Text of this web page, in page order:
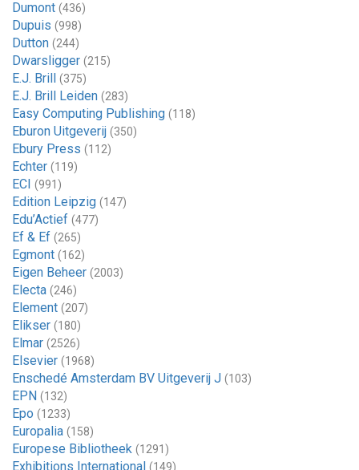
Dumont (436)
Dupuis (998)
Dutton (244)
Dwarsligger (215)
E.J. Brill (375)
E.J. Brill Leiden (283)
Easy Computing Publishing (118)
Eburon Uitgeverij (350)
Ebury Press (112)
Echter (119)
ECI (991)
Edition Leipzig (147)
Edu’Actief (477)
Ef & Ef (265)
Egmont (162)
Eigen Beheer (2003)
Electa (246)
Element (207)
Elikser (180)
Elmar (2526)
Elsevier (1968)
Enschedé Amsterdam BV Uitgeverij J (103)
EPN (132)
Epo (1233)
Europalia (158)
Europese Bibliotheek (1291)
Exhibitions International (149)